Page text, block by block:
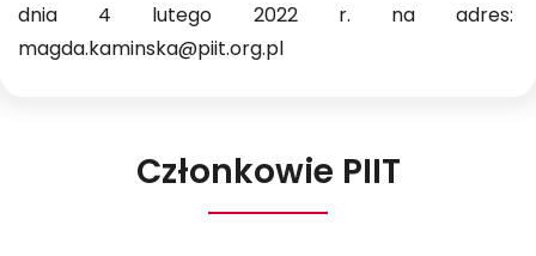
dnia 4 lutego 2022 r. na adres:
magda.kaminska@piit.org.pl
Członkowie PIIT